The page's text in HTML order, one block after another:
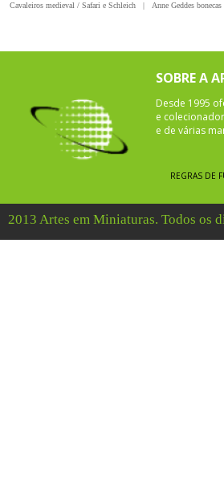
Cavaleiros medieval / Safari e Schleich
| Anne Geddes
SOBRE A
Desde 1995
e
e de várias
REGRAS DE
2013 Artes em Miniaturas. Todos os